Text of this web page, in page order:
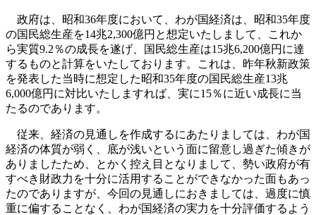
政府は、昭和36年度において、わが国経済は、昭和35年度
の国民総生産を14兆2,300億円と想定いたしまして、これか
ら実質9.2％の成長を遂げ、国民総生産は15兆6,200億円に達
するものと計算をいたしております。これは、昨年秋新政策
を発表した当時に想定した昭和35年度の国民総生産13兆
6,000億円に対比いたしますれば、実に15％に近い成長に当
たるのであります。
従来、経済の見通しを作成するにあたりましては、わが国
経済の体質が弱く、底が浅いという面に留意し過ぎた傾きが
ありましたため、とかく控え目となりまして、勢い政府が有
すべき財政力を十分に活用することができなかった面もあっ
たのでありますが、今回の見通しにおきましては、過度に慎
重に偏することなく、わが国経済の実力を十分評価するよう